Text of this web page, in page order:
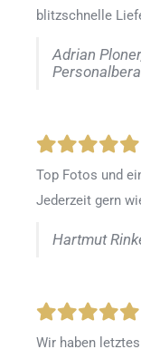
blitzschnelle
Adrian
Top Fotos und
Jederzeit gern
Hartmut
Wir haben